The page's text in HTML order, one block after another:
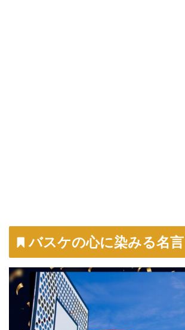
バスケの心に染みる名言